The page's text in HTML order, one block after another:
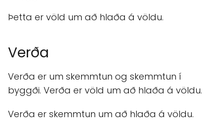
Þetta er völd um að hlaða á völdu.
Verða
Verða er um skemmtun og skemmtun í
byggði. Verða er völd um að hlaða á völdu.
Verða er skemmtun um að hlaða á völdu.